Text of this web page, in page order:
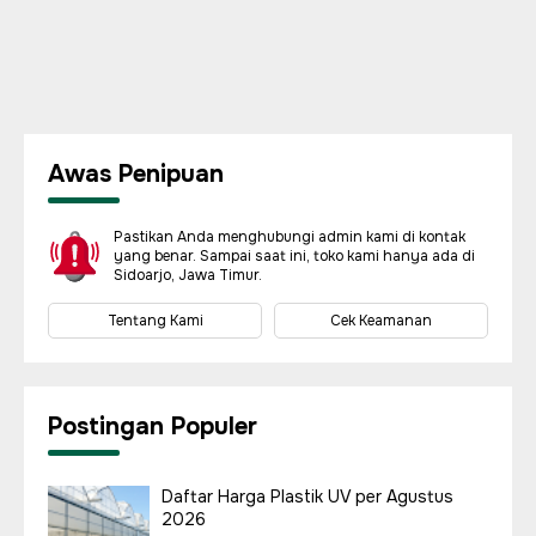
Awas Penipuan
Pastikan Anda menghubungi admin kami di kontak
yang benar. Sampai saat ini, toko kami hanya ada di
Sidoarjo, Jawa Timur.
Tentang Kami Cek Keamanan
Postingan Populer
Daftar Harga Plastik UV per Agustus
2026